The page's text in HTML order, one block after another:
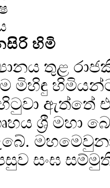
හිමි
තුළ
මිහිඳු
ඇත්තේ
ශ්‍රී මහා
සංඝ